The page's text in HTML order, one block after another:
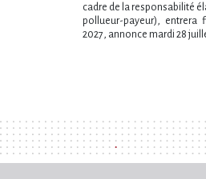
cadre de la responsabilité
pollueur-payeur), entrera
2027, annonce mardi 28